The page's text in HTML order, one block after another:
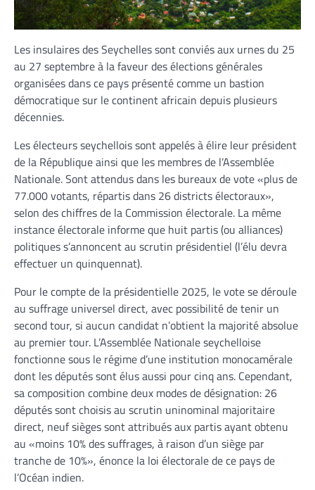
Les insulaires des Seychelles sont conviés aux urnes du 25
au 27 septembre à la faveur des élections générales
organisées dans ce pays présenté comme un bastion
démocratique sur le continent africain depuis plusieurs
décennies.
Les électeurs seychellois sont appelés à élire leur président
de la République ainsi que les membres de l’Assemblée
Nationale. Sont attendus dans les bureaux de vote «plus de
77.000 votants, répartis dans 26 districts électoraux»,
selon des chiffres de la Commission électorale. La même
instance électorale informe que huit partis (ou alliances)
politiques s’annoncent au scrutin présidentiel (l’élu devra
effectuer un quinquennat).
Pour le compte de la présidentielle 2025, le vote se déroule
au suffrage universel direct, avec possibilité de tenir un
second tour, si aucun candidat n’obtient la majorité absolue
au premier tour. L’Assemblée Nationale seychelloise
fonctionne sous le régime d’une institution monocamérale
dont les députés sont élus aussi pour cinq ans. Cependant,
sa composition combine deux modes de désignation: 26
députés sont choisis au scrutin uninominal majoritaire
direct, neuf sièges sont attribués aux partis ayant obtenu
au «moins 10% des suffrages, à raison d’un siège par
tranche de 10%», énonce la loi électorale de ce pays de
l’Océan indien.